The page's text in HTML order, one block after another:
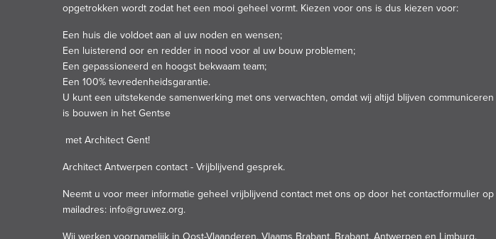
opgetrokken wordt zodat het een mooi geheel vormt. Kiezen voor ons is dus kiezen voor:
Een huis die voldoet aan al uw noden en wensen;
Een luisterend oor en redder in nood voor al uw bouw problemen;
Een gepassioneerd en hoogst bekwaam team;
Een 100% tevredenheidsgarantie.
U kunt een uitstekende samenwerking met ons verwachten, omdat wij altijd blijven
is bouwen in het Gentse
met Architect Gent!
Architect Antwerpen contact - Vrijblijvend gesprek.
Neemt u voor meer informatie geheel vrijblijvend contact met ons op door het contactformulier
mailadres: info@gruwez.org.
Wij werken voornamelijk in Oost-Vlaanderen, Vlaams Brabant, Brabant, Antwerpen en Limburg.